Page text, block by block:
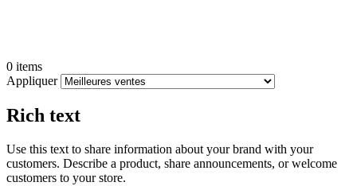
0 items
Appliquer
Rich text
Use this text to share information about your brand with your
customers. Describe a product, share announcements, or welcome
customers to your store.